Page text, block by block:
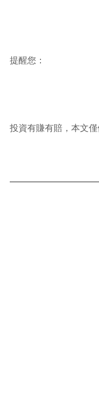
提醒您：
投資有賺有賠，本文